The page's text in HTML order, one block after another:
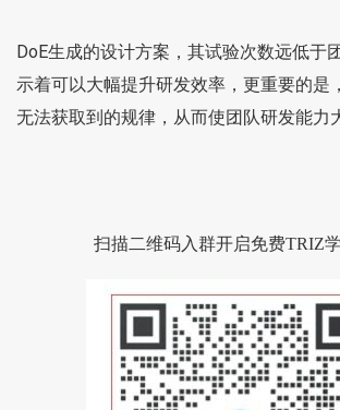
DoE生成的设计方案，其试验次数远低于
示着可以大幅提升研发效率，更重要的是
无法获取到的规律，从而使团队研发能力
扫描二维码入群开启免费TRIZ